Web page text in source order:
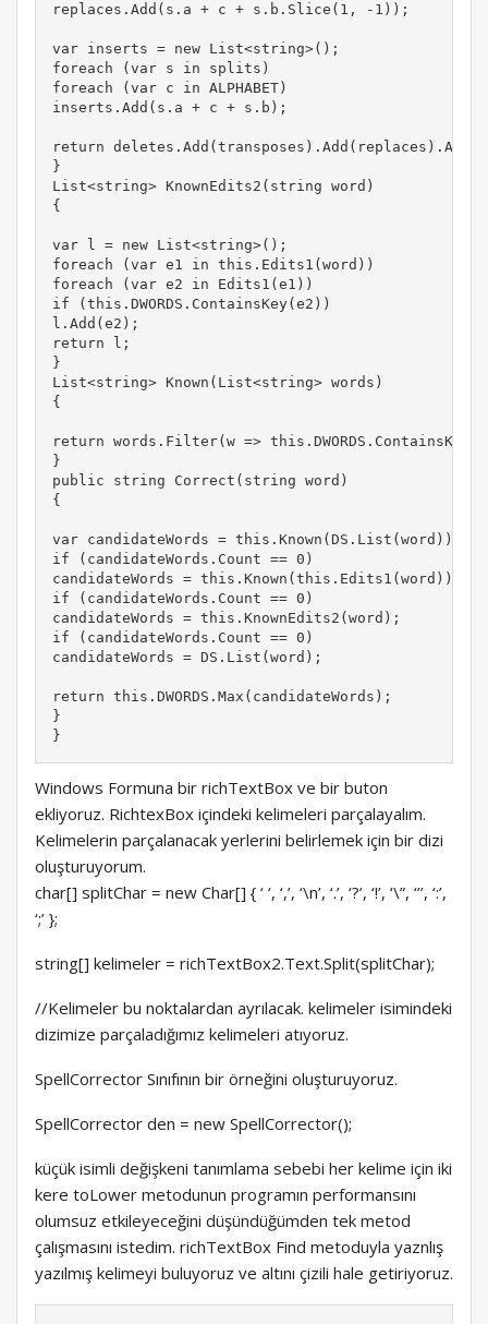
replaces.Add(s.a + c + s.b.Slice(1, -1));
var inserts = new List<string>();
foreach (var s in splits)
foreach (var c in ALPHABET)
inserts.Add(s.a + c + s.b);
return
}
List<string> KnownEdits2(string word)
{
var l = new List<string>();
foreach (var e1 in this.Edits1(word))
foreach (var e2 in Edits1(e1))
if (this.DWORDS.ContainsKey(e2))
l.Add(e2);
return l;
}
List<string> Known(List<string> words)
{
return words.Filter(w =>
}
public string Correct(string word)
{
var candidateWords = this.Known(DS.List(word));
if (candidateWords.Count == 0)
candidateWords = this.Known(this.Edits1(word));
if (candidateWords.Count == 0)
candidateWords = this.KnownEdits2(word);
if (candidateWords.Count == 0)
candidateWords = DS.List(word);
return this.DWORDS.Max(candidateWords);
}
}
Windows Formuna bir richTextBox ve bir buton
ekliyoruz. RichtexBox içindeki kelimeleri parçalayalım.
Kelimelerin parçalanacak yerlerini belirlemek için bir dizi
oluşturuyorum.
char[] splitChar = new Char[] { ‘ ‘, ‘,’, ‘\n’, ‘.’, ‘?’, ‘!’, ‘\”, ‘’’, ‘:’,
‘;’ };
string[] kelimeler = richTextBox2.Text.Split(splitChar);
//Kelimeler bu noktalardan ayrılacak. kelimeler isimindeki
dizimize parçaladığımız kelimeleri atıyoruz.
SpellCorrector Sınıfının bir örneğini oluşturuyoruz.
SpellCorrector den = new SpellCorrector();
küçük isimli değişkeni tanımlama sebebi her kelime için iki
kere toLower metodunun programın performansını
olumsuz etkileyeceğini düşündüğümden tek metod
çalışmasını istedim. richTextBox Find metoduyla yaznlış
yazılmış kelimeyi buluyoruz ve altını çizili hale getiriyoruz.